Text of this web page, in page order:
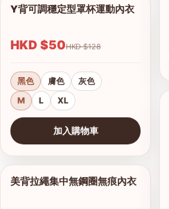
1/6
Y背可調穩定型罩杯運動內衣
HKD $50 HKD $128
黑色 膚色
灰色
M
L XL
加入購物車
1/7
查看圖片
美背拉繩集中無鋼圈無痕內衣